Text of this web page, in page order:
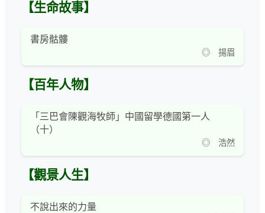
【生命故事】
書房骷髏
◎ 揚眉
【百年人物】
「三巴會陳觀海牧師」中國留學德國第一人
（十）
◎ 浩然
【觀景人生】
不說出來的力量